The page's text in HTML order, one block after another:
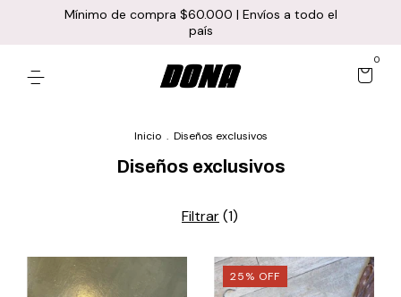
Mínimo de compra $60.000 | Envíos a todo el
país
0
Inicio . Diseños exclusivos
Diseños exclusivos
Filtrar(1)
25% OFF